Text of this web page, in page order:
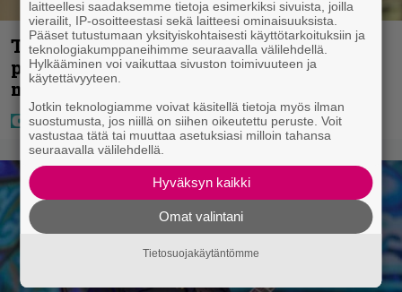
Tältä näyttää Vappu Pimiän
perhelomalla Portugalissa – ”Kaunis
mekko”
laitteellesi saadaksemme tietoja esimerkiksi sivuista, joilla
vierailit, IP-osoitteestasi sekä laitteesi ominaisuuksista.
Pääset tutustumaan yksityiskohtaisesti käyttötarkoituksiin ja
teknologiakumppaneihimme seuraavalla välilehdellä.
Hylkääminen voi vaikuttaa sivuston toimivuuteen ja
käytettävyyteen.
Jotkin teknologiamme voivat käsitellä tietoja myös ilman
suostumusta, jos niillä on siihen oikeutettu peruste. Voit
vastustaa tätä tai muuttaa asetuksiasi milloin tahansa
seuraavalla välilehdellä.
Hyväksyn kaikki
Omat valintani
Tietosuojakäytäntömme